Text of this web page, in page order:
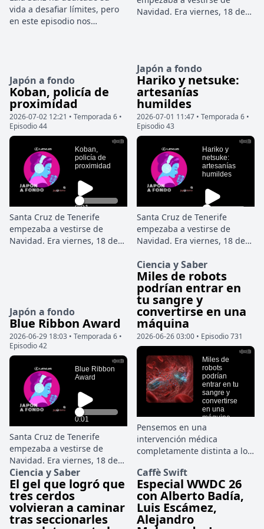
vida a desafiar límites, pero
en este episodio nos
de escuchar al cuerpo, darle
el descanso que necesita y
entender que parar también
forma parte del rendimiento.
Una conversación sobre
salud, deporte y el camino de
una mujer que ha abierto
paso en un mundo donde
casi todo estaba pensado
para hombres.
Navidad. Era viernes, 18 de
comercios y esa luz limpia
del invierno canario que
parece alejar cualquier idea
de oscuridad. Pero en la
primera planta del número
37 de la calle Jesús Nazareno,
detrás de una puerta cerrada
desde hacía casi dos días, el
tiempo se había detenido.
Japón a fondo
Koban, policía de
proximidad
2026-07-02 12:21 • Temporada 6 •
Episodio 44
Santa Cruz de Tenerife
empezaba a vestirse de
Navidad. Era viernes, 18 de
del invierno canario que
parece alejar cualquier idea
de oscuridad. Pero en la
primera planta del número
37 de la calle Jesús Nazareno,
detrás de una puerta cerrada
desde hacía casi dos días, el
tiempo se había detenido.
Japón a fondo
Hariko y netsuke:
artesanías
humildes
2026-07-01 11:47 • Temporada 6 •
Episodio 43
Santa Cruz de Tenerife
empezaba a vestirse de
Navidad. Era viernes, 18 de
calles del centro se
mezclaban los recados de
última hora, el ruido de los
comercios y esa luz limpia
del invierno canario que
parece alejar cualquier idea
de oscuridad. Pero en la
primera planta del número
37 de la calle Jesús Nazareno,
detrás de una puerta cerrada
desde hacía casi dos días, el
tiempo se había detenido.
Japón a fondo
Blue Ribbon Award
2026-06-29 18:03 • Temporada 6 •
Episodio 42
Santa Cruz de Tenerife
empezaba a vestirse de
Navidad. Era viernes, 18 de
diciembre de 1970, y en las
calles del centro se
mezclaban los recados de
última hora, el ruido de los
comercios y esa luz limpia
Ciencia y Saber
Miles de robots
podrían entrar en
tu sangre y
convertirse en una
máquina
2026-06-26 03:00 • Episodio 731
Pensemos en una
intervención médica
completamente distinta a lo
hay grandes cortes y el
cirujano no necesita
introducir herramientas
rígidas hasta el tejido
afectado. En su lugar, el
Ciencia y Saber
El gel que logró que
tres cerdos
volvieran a caminar
tras seccionarles
Caffè Swift
Especial WWDC 26
con Alberto Badía,
Luis Escámez,
Alejandro